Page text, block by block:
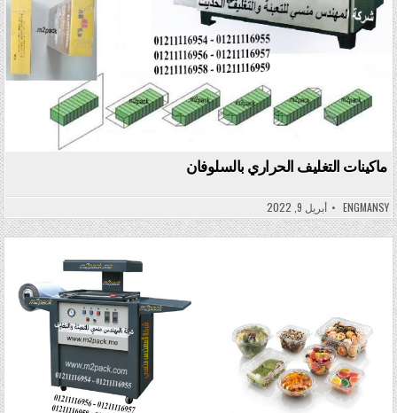
ماكينات التغليف الحراري بالسلوفان
ENGMANSY أبريل 9, 2022